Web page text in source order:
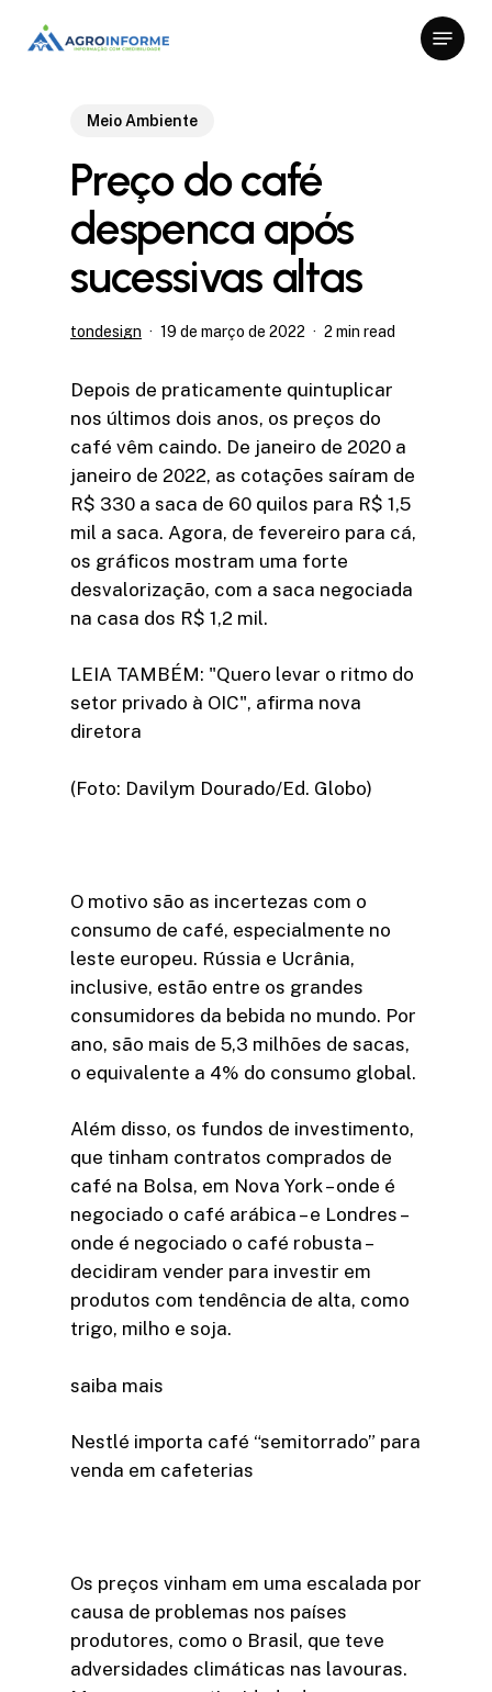
Menu
Meio Ambiente
Preço do café
despenca após
sucessivas altas
tondesign 19 de março de 2022 2 min read
Depois de praticamente quintuplicar
nos últimos dois anos, os preços do
café vêm caindo. De janeiro de 2020 a
janeiro de 2022, as cotações saíram de
R$ 330 a saca de 60 quilos para R$ 1,5
mil a saca. Agora, de fevereiro para cá,
os gráficos mostram uma forte
desvalorização, com a saca negociada
na casa dos R$ 1,2 mil.
LEIA TAMBÉM: "Quero levar o ritmo do
setor privado à OIC", afirma nova
diretora
(Foto: Davilym Dourado/Ed. Globo)
O motivo são as incertezas com o
consumo de café, especialmente no
leste europeu. Rússia e Ucrânia,
inclusive, estão entre os grandes
consumidores da bebida no mundo. Por
ano, são mais de 5,3 milhões de sacas,
o equivalente a 4% do consumo global.
Além disso, os fundos de investimento,
que tinham contratos comprados de
café na Bolsa, em Nova York – onde é
negociado o café arábica – e Londres –
onde é negociado o café robusta –
decidiram vender para investir em
produtos com tendência de alta, como
trigo, milho e soja.
saiba mais
Nestlé importa café “semitorrado” para
venda em cafeterias
Os preços vinham em uma escalada por
causa de problemas nos países
produtores, como o Brasil, que teve
adversidades climáticas nas lavouras.